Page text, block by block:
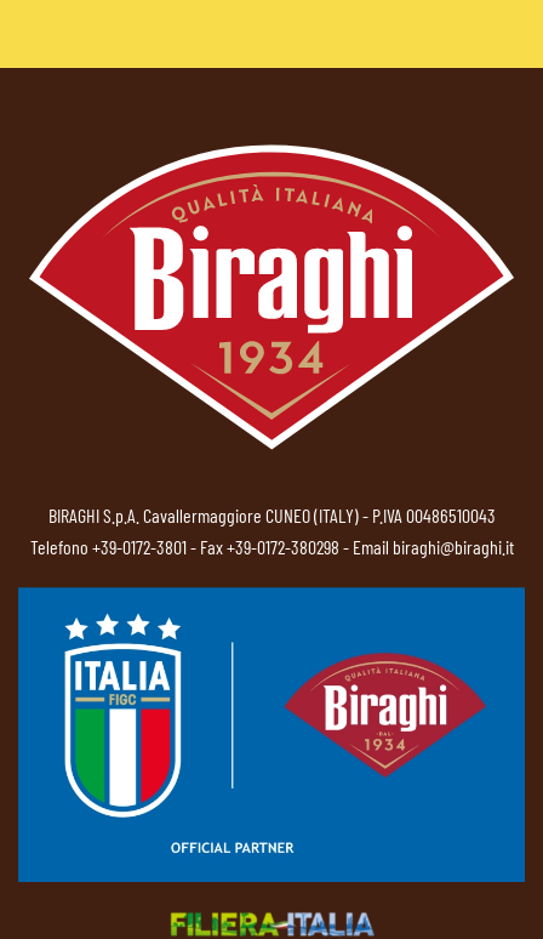
BIRAGHI S.p.A. Cavallermaggiore CUNEO (ITALY) - P.IVA 00486510043
Telefono +39-0172-3801- Fax +39-0172-380298 - Email biraghi@biraghi.it